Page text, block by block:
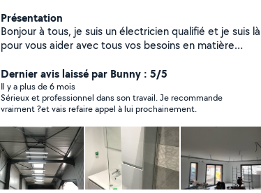
Présentation
Bonjour à tous, je suis un électricien qualifié et je suis là
pour vous aider avec tous vos besoins en matière
d'expérience dans le domaine de l'électricité. Mon
objectif principal est de fournir un service fiable et de
qualité à mes clients. Que ce soit pour l'installation de
nouveaux systèmes électriques, la réparation de
pannes, ou la mise en conformité de votre installation
avec les normes de sécurité, je suis là pour vous
accompagner. Je suis spécialisé dans diverses tâches
telles que le câblage électrique, l'installation de
luminaires, les tableaux électriques, les prises et
Dernier avis laissé par Bunny : 5/5
Il y a plus de 6 mois
Sérieux et professionnel dans son travail. Je recommande
vraiment ?et vais refaire appel à lui prochainement.